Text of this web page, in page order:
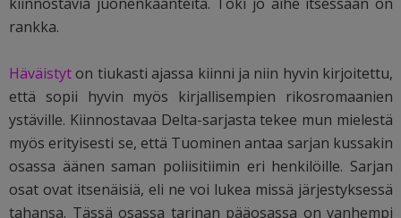
rankka.
Häväistyton tiukasti ajassa kiinni ja niin hyvin kirjoitettu,
että sopii hyvin myös kirjallisempien rikosromaanien
ystäville. Kiinnostavaa Delta-sarjasta tekee mun mielestä
myös erityisesti se, että Tuominen antaa sarjan kussakin
osassa äänen saman poliisitiimin eri henkilöille. Sarjan
osat ovat itsenäisiä, eli ne voi lukea missä järjestyksessä
tahansa. Tässä osassa tarinan pääosassa on vanhempi